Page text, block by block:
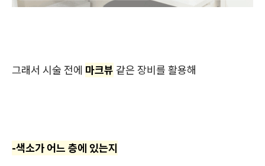
그래서 시술 전에 마크뷰 같은 장비를 활용해
-색소가 어느 층에 있는지